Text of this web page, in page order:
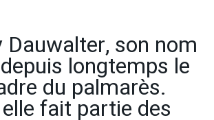
Dauwalter, son nom
longtemps le
du palmarès.
fait partie des